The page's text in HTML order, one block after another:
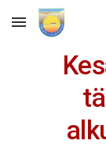
Skip to main